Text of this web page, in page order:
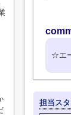
☆エ
担当ス